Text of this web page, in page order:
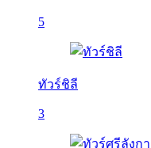
5
ทัวร์ชิลี
3